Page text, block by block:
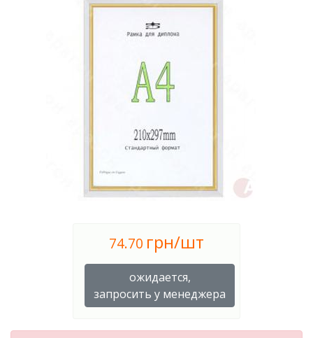
74.70 грн/шт
ожидается,
запросить у менеджера